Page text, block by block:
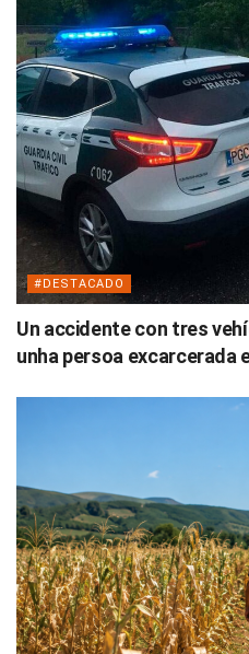
#DESTACADO
Un accidente con tres
unha persoa excarcerada